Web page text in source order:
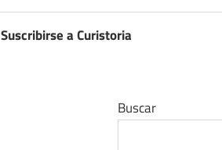
Suscribirse a Curistoria
Buscar